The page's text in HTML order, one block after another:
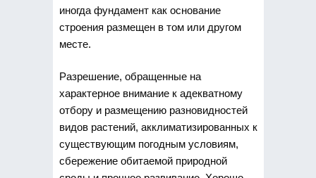
иногда фундамент как основание
строения размещен в том или другом
месте.
Разрешение, обращенные на
характерное внимание к адекватному
отбору и размещению разновидностей
видов растений, акклиматизированных к
существующим погодным условиям,
сбережение обитаемой природной